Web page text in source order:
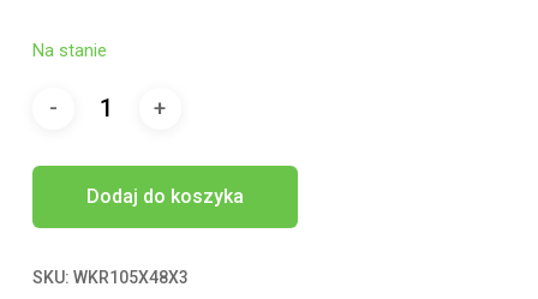
Na stanie
Dodaj do koszyka
SKU: WKR105X48X3